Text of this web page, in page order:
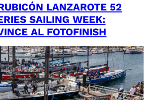
LANZAROTE 52
SAILING WEEK:
AL FOTOFINISH